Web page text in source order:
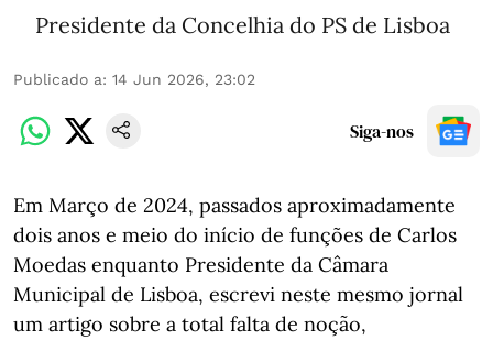
Presidente da Concelhia do PS de Lisboa
Publicado a: 14 Jun 2026, 23:02
Siga-nos
Em Março de 2024, passados aproximadamente
dois anos e meio do início de funções de Carlos
Moedas enquanto Presidente da Câmara
Municipal de Lisboa, escrevi neste mesmo jornal
um artigo sobre a total falta de noção,